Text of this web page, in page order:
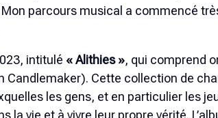
parcours musical a commencé
intitulé « Alithies », qui comprend
Cette collection de
les gens, et en particulier les
la vie et à vivre leur propre vérité.